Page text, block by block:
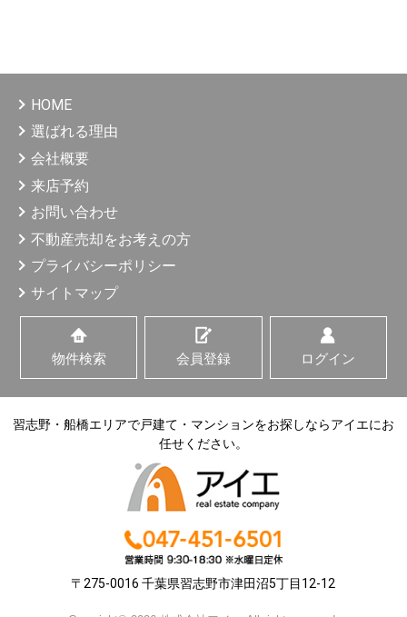
4. 個人情報の利用目的
（1）不動産の売買、賃貸、仲介、管理等の取引に関す
（2）上記1の利用目的の達成に必要な範囲での、個人情
報の第三者への提供。
（3）当社が取り扱う商品に関する契約の履行、情報、
サービスの提供。
便物、電話、電子メール等による営業活動、及びアンケ
ートのお願い等のマーケティング活動、顧客動向分析ま
たは商品開発等の調査分析。
情報、サービスの提供は、ご本人からの申出がありましたら
取り止めさせていただきます。
5. 個人情報の第三者への提供
れます。
（1）ご本人の同意がある場合。
（3）人の生命、身体または財産の保護のため必要があ
る場合であって、ご本人の同意を得ることが困難である
ため特に必要がある場合であって、ご本人の同意を得る
ことが困難であるとき。
を受けたものが法令の定める事務を遂行することに対し
HOME
選ばれる理由
会社概要
来店予約
お問い合わせ
不動産売却をお考えの方
プライバシーポリシー
サイトマップ
物件検索 会員登録 ログイン
習志野・船橋エリアで戸建て・マンションをお探しならアイエにお
任せください。
〒275-0016 千葉県習志野市津田沼5丁目12-12